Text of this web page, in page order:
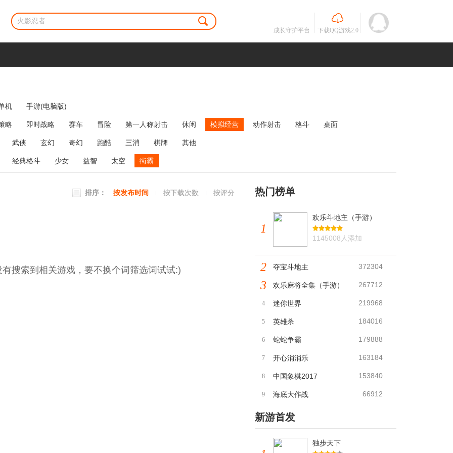
成长守护平台 下载QQ游戏2.0
机 手游(电脑版)
略 即时战略 赛车 冒险 第一人称射击 休闲 模拟经营 动作射击 格斗
桌面
牌类
麻将 网络游戏 弹幕射击 策略塔防
武侠 玄幻 奇幻 跑酷 三消 棋牌 其他
经典格斗 少女 益智 太空 街霸
排序： 按发布时间 按下载次数 按评分
搜索到相关游戏，要不换个词筛选词试试:)
热门榜单
1
欢乐斗地主（手游）
1145008人添加
2 夺宝斗地主 372304
3 欢乐麻将全集（手游） 267712
4 迷你世界 219968
5 英雄杀 184016
6 蛇蛇争霸 179888
7 开心消消乐 163184
8 中国象棋2017 153840
9 海底大作战 66912
新游首发
独步天下